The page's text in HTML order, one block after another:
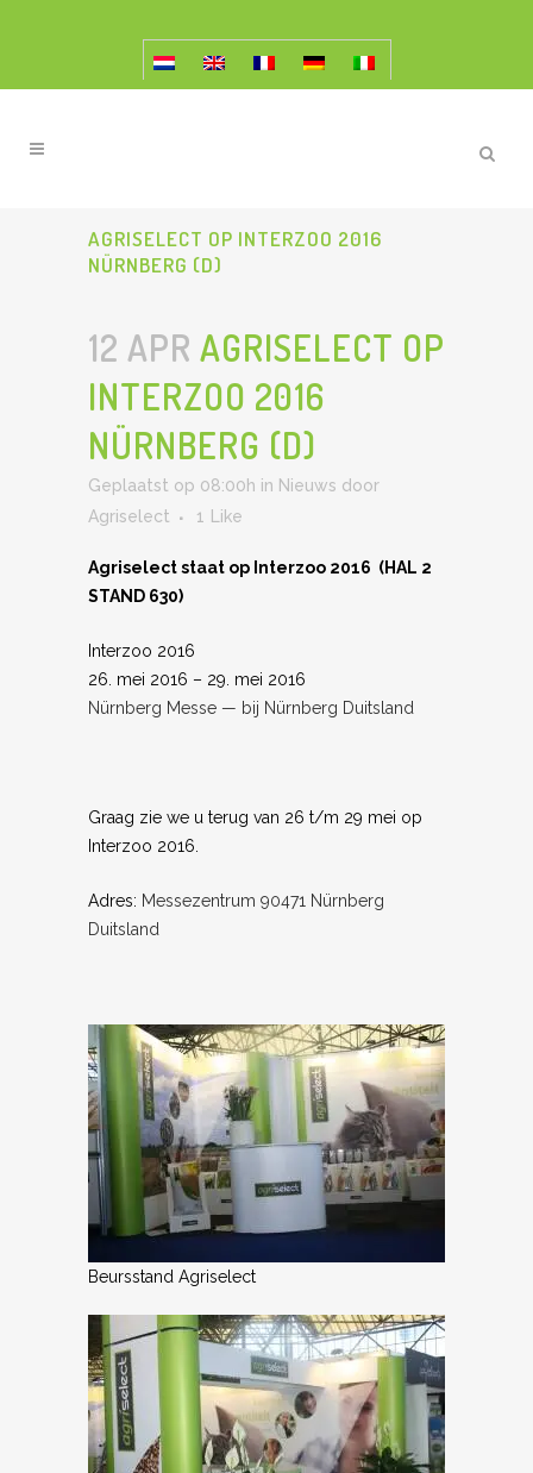
AGRISELECT OP INTERZOO 2016
NÜRNBERG (D)
12 APR AGRISELECT OP
INTERZOO 2016
NÜRNBERG (D)
Geplaatst op 08:00h in Nieuws door
Agriselect
1 Like
Agriselect staat op Interzoo 2016 (HAL 2
STAND 630)
Interzoo 2016
26. mei 2016 – 29. mei 2016
Nürnberg Messe — bij Nürnberg Duitsland
Graag zie we u terug van 26 t/m 29 mei op
Interzoo 2016.
Adres: Messezentrum 90471 Nürnberg
Duitsland
Beursstand Agriselect